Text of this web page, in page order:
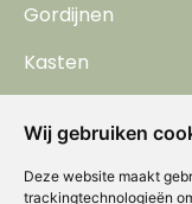
Wij gebruiken
Deze website maakt
trackingtechnologieën
Gordijnen
Kasten